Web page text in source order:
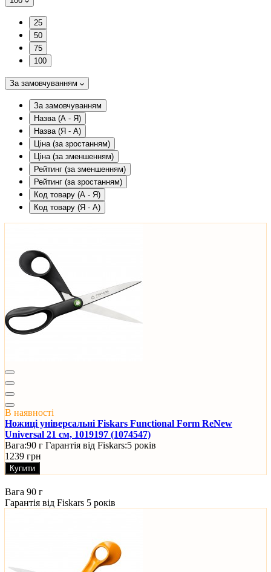
25
50
75
100
За замовчуванням
За замовчуванням
Назва (А - Я)
Назва (Я - А)
Ціна (за зростанням)
Ціна (за зменшенням)
Рейтинг (за зменшенням)
Рейтинг (за зростанням)
Код товару (А - Я)
Код товару (Я - А)
В наявності
Ножиці універсальні Fiskars Functional Form ReNew
Universal 21 см, 1019197 (1074547)
Вага:90 г Гарантія від Fiskars:5 років
1239 грн
Купити
Вага 90 г
Гарантія від Fiskars 5 років